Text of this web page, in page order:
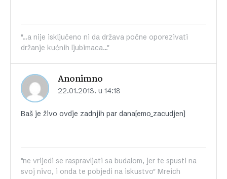
"...a nije isključeno ni da država počne oporezivati
držanje kućnih ljubimaca..."
Anonimno
22.01.2013. u 14:18
Baš je živo ovdje zadnjih par dana[emo_zacudjen]
"ne vrijedi se raspravljati sa budalom, jer te spusti na
svoj nivo, i onda te pobjedi na iskustvo" Mreich